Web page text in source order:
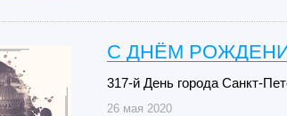
С ДНЁМ
317-й День города Санкт-
26 мая 2020